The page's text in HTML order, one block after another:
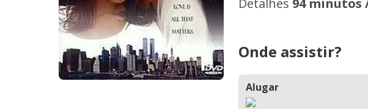
Detalhes 94 minutos
Onde assistir?
Alugar